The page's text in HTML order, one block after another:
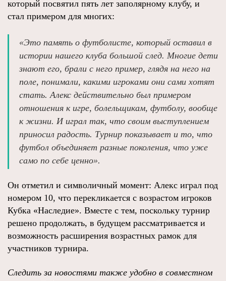
который посвятил пять лет заполярному клубу, и
стал примером для многих:
«Это память о футболисте, который оставил в
истории нашего клуба большой след. Многие дети
знают его, брали с него пример, глядя на него на
поле, понимали, какими игроками они сами хотят
стать. Алекс действительно был примером
отношения к игре, болельщикам, футболу, вообще
к жизни. И играл так, что своим выступлением
приносил радость. Турнир показывает и то, что
футбол объединяет разные поколения, что уже
само по себе ценно».
Он отметил и символичный момент: Алекс играл под
номером 10, что перекликается с возрастом игроков
Кубка «Наследие». Вместе с тем, поскольку турнир
решено продолжать, в будущем рассматривается и
возможность расширения возрастных рамок для
участников турнира.
Следить за новостями также удобно в совместном